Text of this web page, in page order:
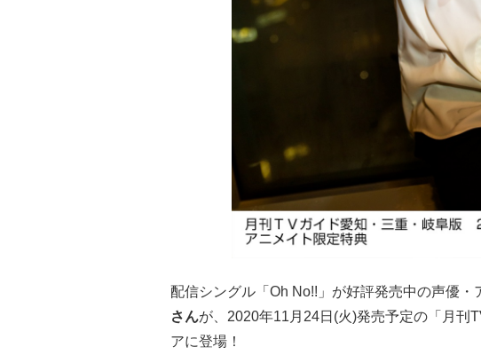
配信シングル「Oh No!!」が好評発売中の声優・
さんが、2020年11月24日(火)発売予定の「月刊
アに登場！